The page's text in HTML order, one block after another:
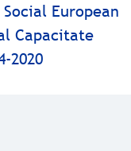
European
Capacitate
2020